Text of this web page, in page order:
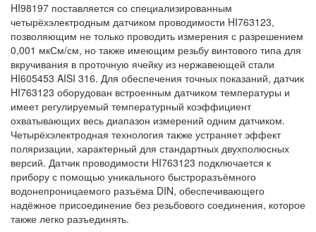
HI98197 поставляется со специализированным
четырёхэлектродным датчиком проводимости HI763123,
позволяющим не только проводить измерения с разрешением
0,001 мкСм/см, но также имеющим резьбу винтового типа для
вкручивания в проточную ячейку из нержавеющей стали
HI605453 AISI 316. Для обеспечения точных показаний, датчик
HI763123 оборудован встроенным датчиком температуры и
имеет регулируемый температурный коэффициент
охватывающих весь диапазон измерений одним датчиком.
Четырёхэлектродная технология также устраняет эффект
поляризации, характерный для стандартных двухполюсных
версий. Датчик проводимости HI763123 подключается к
прибору с помощью уникального быстроразъёмного
водонепроницаемого разъёма DIN, обеспечивающего
надёжное присоединение без резьбового соединения, которое
также легко разъединять.